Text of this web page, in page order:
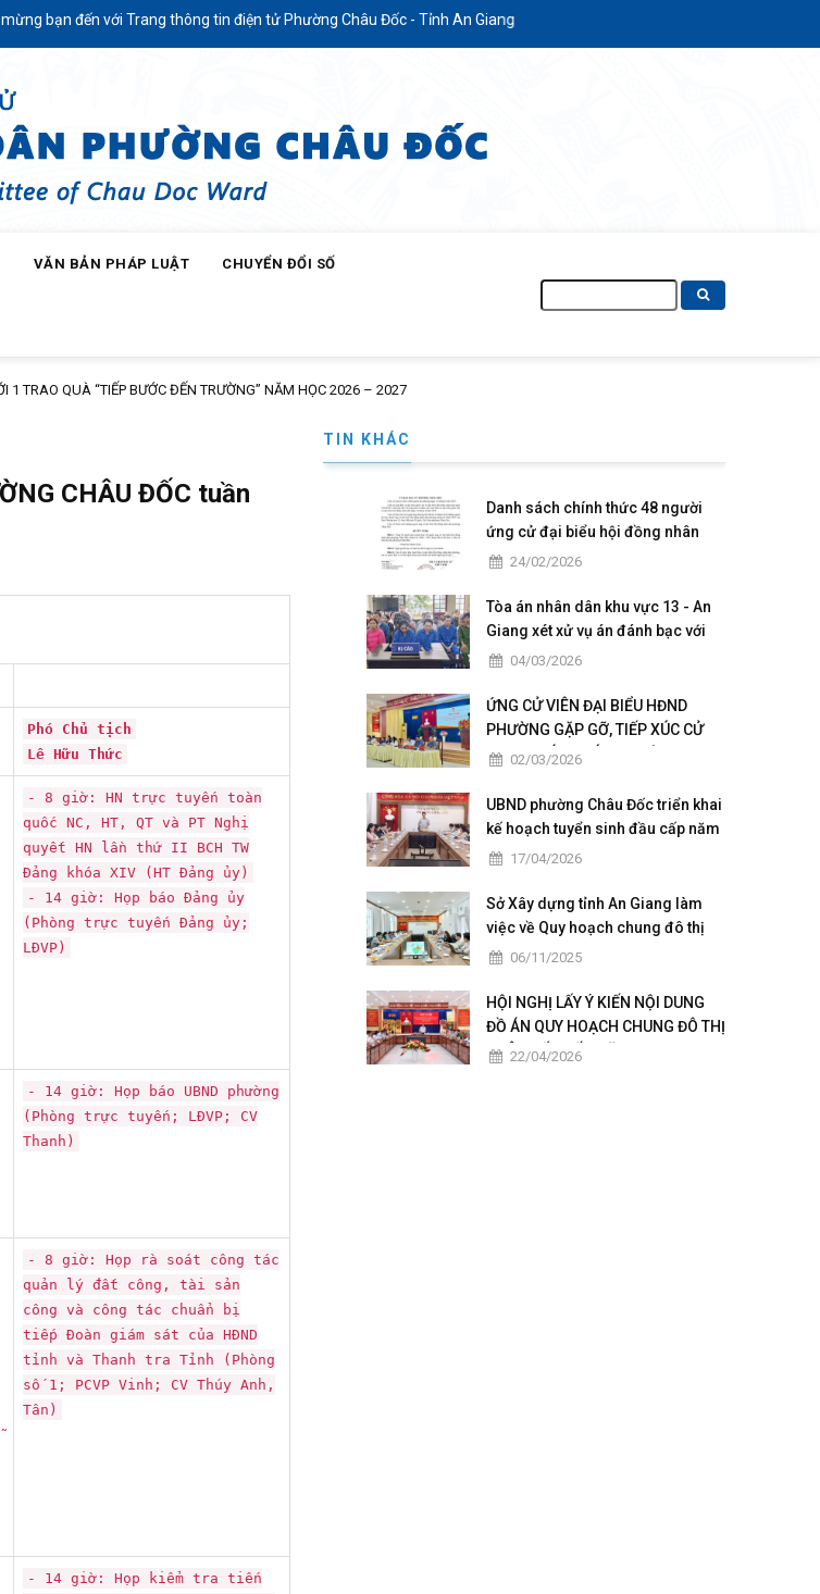
đến với Trang thông tin điện tử Phường Châu Đốc - Tỉnh An Giang
VĂN BẢN PHÁP LUẬT CHUYỂN ĐỔI SỐ
kiếm
BƯỚC ĐẾN TRƯỜNG” NĂM HỌC 2026 – 2027
CHÂU ĐỐC tuần
Phó Chủ tịch
Lê Hữu Thức
- 8 giờ: HN trực tuyến toàn
quốc NC, HT, QT và PT Nghị
quyết HN lần thứ II BCH TW
Đảng khóa XIV (HT Đảng ủy)
- 14 giờ: Họp báo Đảng ủy
(Phòng trực tuyến Đảng ủy;
LĐVP)
- 14 giờ: Họp báo UBND phường
(Phòng trực tuyến; LĐVP; CV
Thanh)
- 8 giờ: Họp rà soát công tác
quản lý đất công, tài sản
công và công tác chuẩn bị
tiếp Đoàn giám sát của HĐND
tỉnh và Thanh tra Tỉnh (Phòng
số 1; PCVP Vinh; CV Thúy Anh,
Tân)
- 14 giờ: Họp kiểm tra tiến
TIN KHÁC
Danh sách chính thức 48 người
ứng cử đại biểu hội đồng nhân
dân của phường Châu Đốc nhiệm
24/02/2026
Tòa án nhân dân khu vực 13 - An
Giang xét xử vụ án đánh bạc với
số tiền giao dịch hơn 4,9 tỷ đồng
04/03/2026
ỨNG CỬ VIÊN ĐẠI BIỂU HĐND
PHƯỜNG GẶP GỠ, TIẾP XÚC CỬ
TRI TẠI CÁC KHÓM THUỘC ĐƠN VỊ
02/03/2026
UBND phường Châu Đốc triển khai
kế hoạch tuyển sinh đầu cấp năm
học 2026 – 2027
17/04/2026
Sở Xây dựng tỉnh An Giang làm
việc về Quy hoạch chung đô thị
Châu Đốc – Vĩnh Tế giai đoạn
06/11/2025
HỘI NGHỊ LẤY Ý KIẾN NỘI DUNG
ĐỒ ÁN QUY HOẠCH CHUNG ĐÔ THỊ
CHÂU ĐỐC ĐẾN NĂM 2050
22/04/2026